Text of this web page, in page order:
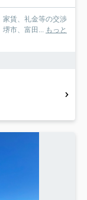
家賃、礼金等の交渉
堺市、富田... もっと